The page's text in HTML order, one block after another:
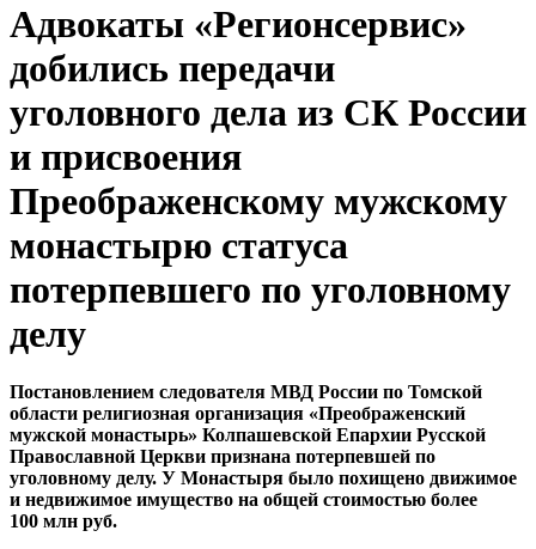
Адвокаты «Регионсервис»
добились передачи
уголовного дела из СК России
и присвоения
Преображенскому мужскому
монастырю статуса
потерпевшего по уголовному
делу
Постановлением следователя МВД России по Томской
области религиозная организация «Преображенский
мужской монастырь» Колпашевской Епархии Русской
Православной Церкви признана потерпевшей по
уголовному делу. У Монастыря было похищено движимое
и недвижимое имущество на общей стоимостью более
100 млн руб.